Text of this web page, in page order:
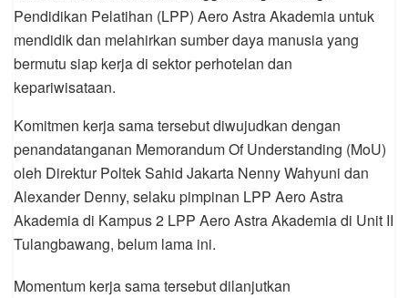
Pendidikan Pelatihan (LPP) Aero Astra Akademia untuk
mendidik dan melahirkan sumber daya manusia yang
bermutu siap kerja di sektor perhotelan dan
kepariwisataan.
Komitmen kerja sama tersebut diwujudkan dengan
penandatanganan Memorandum Of Understanding (MoU)
oleh Direktur Poltek Sahid Jakarta Nenny Wahyuni dan
Alexander Denny, selaku pimpinan LPP Aero Astra
Akademia di Kampus 2 LPP Aero Astra Akademia di Unit II
Tulangbawang, belum lama ini.
Momentum kerja sama tersebut dilanjutkan